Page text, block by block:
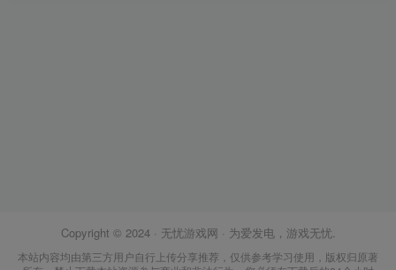
Copyright © 2024 · 无忧游戏网 · 为爱发电，游戏无忧.
本站内容均由第三方用户自行上传分享推荐，仅供参考学习使用，版权归原著